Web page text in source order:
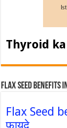
Thyroid ka
Flax Seed Benefits
Flax Seed